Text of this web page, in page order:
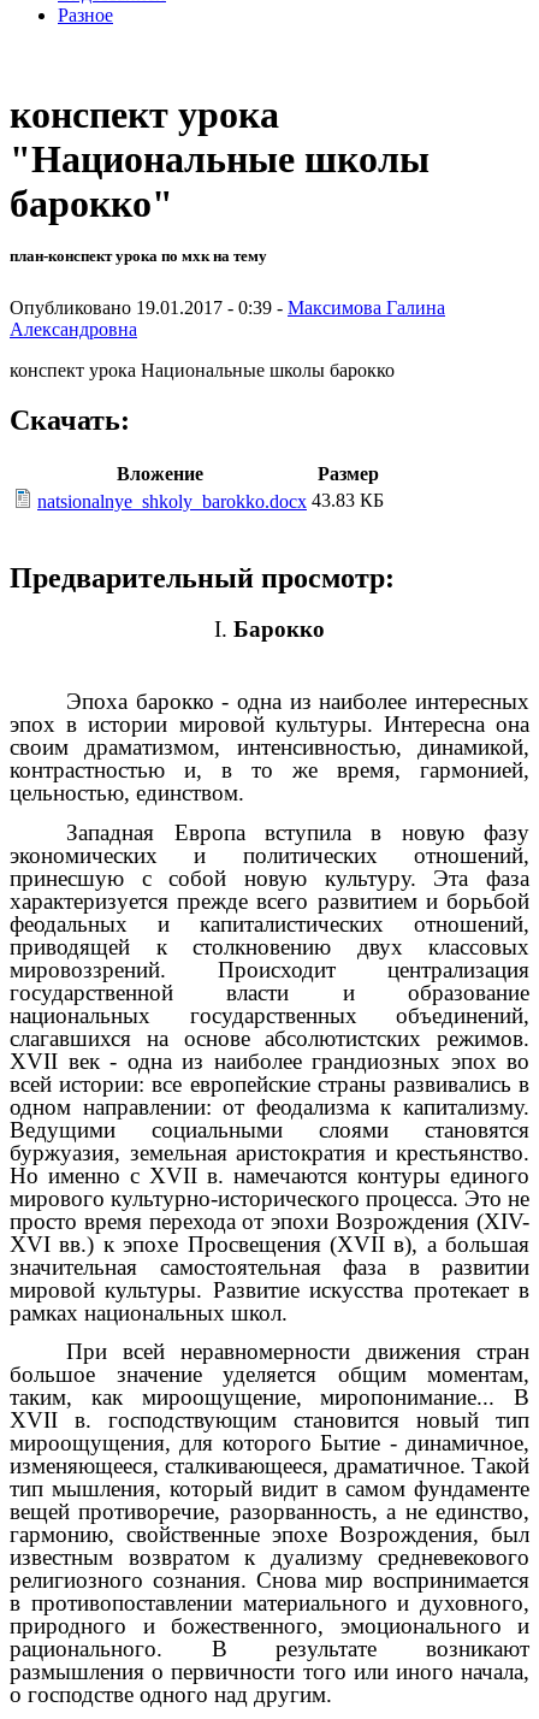
Разное
конспект урока
"Национальные школы
барокко"
план-конспект урока по мхк на тему
Опубликовано 19.01.2017 - 0:39 - Максимова Галина
Александровна
конспект урока Национальные школы барокко
Скачать:
Вложение
Размер
natsionalnye_shkoly_barokko.docx 43.83 КБ
Предварительный просмотр:
I. Барокко
Эпоха барокко - одна из наиболее интересных
эпох в истории мировой культуры. Интересна она
своим драматизмом, интенсивностью, динамикой,
контрастностью и, в то же время, гармонией,
цельностью, единством.
Западная Европа вступила в новую фазу
экономических и политических отношений,
принесшую с собой новую культуру. Эта фаза
характеризуется прежде всего развитием и борьбой
феодальных и капиталистических отношений,
приводящей к столкновению двух классовых
мировоззрений. Происходит централизация
государственной власти и образование
национальных государственных объединений,
слагавшихся на основе абсолютистских режимов.
XVII век - одна из наиболее грандиозных эпох во
всей истории: все европейские страны развивались в
одном направлении: от феодализма к капитализму.
Ведущими социальными слоями становятся
буржуазия, земельная аристократия и крестьянство.
Но именно с XVII в. намечаются контуры единого
мирового культурно-исторического процесса. Это не
просто время перехода от эпохи Возрождения (XIV-
XVI вв.) к эпохе Просвещения (XVII в), а большая
значительная самостоятельная фаза в развитии
мировой культуры. Развитие искусства протекает в
рамках национальных школ.
При всей неравномерности движения стран
большое значение уделяется общим моментам,
таким, как мироощущение, миропонимание... В
XVII в. господствующим становится новый тип
мироощущения, для которого Бытие - динамичное,
изменяющееся, сталкивающееся, драматичное. Такой
тип мышления, который видит в самом фундаменте
вещей противоречие, разорванность, а не единство,
гармонию, свойственные эпохе Возрождения, был
известным возвратом к дуализму средневекового
религиозного сознания. Снова мир воспринимается
в противопоставлении материального и духовного,
природного и божественного, эмоционального и
рационального. В результате возникают
размышления о первичности того или иного начала,
о господстве одного над другим.